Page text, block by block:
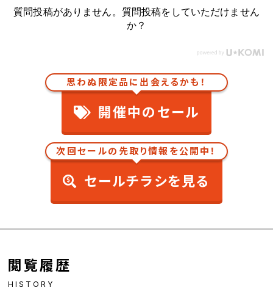
質問投稿がありません。質問投稿をしていただけません
か？
思わぬ限定品に出会えるかも！
開催中のセール
次回セールの先取り情報を公開中！
セールチラシを見る
閲覧履歴
HISTORY